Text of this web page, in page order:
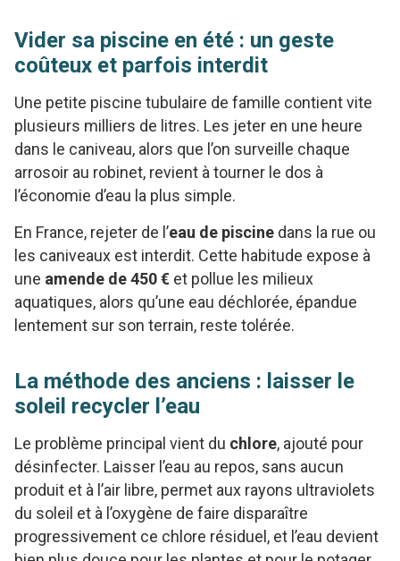
Vider sa piscine en été : un geste
coûteux et parfois interdit
Une petite piscine tubulaire de famille contient vite
plusieurs milliers de litres. Les jeter en une heure
dans le caniveau, alors que l’on surveille chaque
arrosoir au robinet, revient à tourner le dos à
l’économie d’eau la plus simple.
En France, rejeter de l’eau de piscine dans la rue ou
les caniveaux est interdit. Cette habitude expose à
une amende de 450 € et pollue les milieux
aquatiques, alors qu’une eau déchlorée, épandue
lentement sur son terrain, reste tolérée.
La méthode des anciens : laisser le
soleil recycler l’eau
Le problème principal vient du chlore, ajouté pour
désinfecter. Laisser l’eau au repos, sans aucun
produit et à l’air libre, permet aux rayons ultraviolets
du soleil et à l’oxygène de faire disparaître
progressivement ce chlore résiduel, et l’eau devient